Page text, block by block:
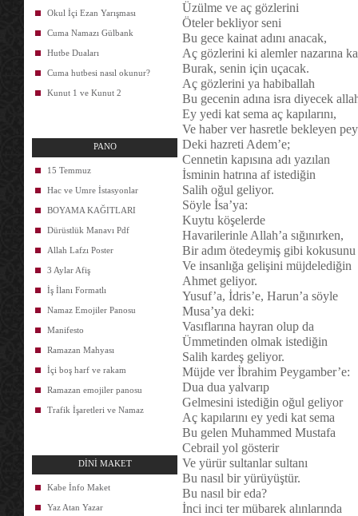
Okul İçi Ezan Yarışması
Cuma Namazı Gülbank
Hutbe Duaları
Cuma hutbesi nasıl okunur?
Kunut 1 ve Kunut 2
PANO
15 Temmuz
Hac ve Umre İstasyonlar
BOYAMA KAĞITLARI
Dürüstlük Manavı Pdf
Allah Lafzı Poster
3 Aylar Afiş
İş İlanı Formatlı
Namaz Emojiler Panosu
Manifesto
Ramazan Mahyası
İçi boş harf ve rakam
Ramazan emojiler panosu
Trafik İşaretleri ve Namaz
DİNİ MAKET
Kabe İnfo Maket
Yaz Atan Yazar
Üzülme ve aç gözlerini
Öteler bekliyor seni
Bu gece kainat adını anacak,
Aç gözlerini ki alemler nazarına
Burak, senin için uçacak.
Aç gözlerini ya habiballah
Bu gecenin adına isra diyecek
Ey yedi kat sema aç kapılarını,
Ve haber ver hasretle bekleyen
Deki hazreti Adem’e;
Cennetin kapısına adı yazılan
İsminin hatrına af istediğin
Salih oğul geliyor.
Söyle İsa’ya:
Kuytu köşelerde
Havarilerinle Allah’a sığınırken,
Bir adım ötedeymiş gibi kokusunu
Ve insanlığa gelişini müjdelediğin
Ahmet geliyor.
Yusuf’a, İdris’e, Harun’a söyle
Musa’ya deki:
Vasıflarına hayran olup da
Ümmetinden olmak istediğin
Salih kardeş geliyor.
Müjde ver İbrahim Peygamber’e:
Dua dua yalvarıp
Gelmesini istediğin oğul geliyor
Aç kapılarını ey yedi kat sema
Bu gelen Muhammed Mustafa
Cebrail yol gösterir
Ve yürür sultanlar sultanı
Bu nasıl bir yürüyüştür.
Bu nasıl bir eda?
İnci inci ter mübarek alınlarında